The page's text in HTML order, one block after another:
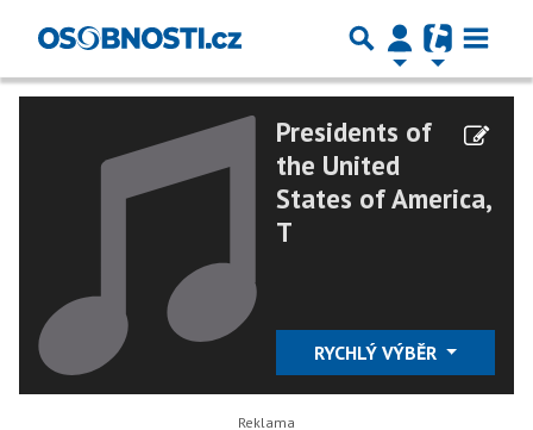
Presidents of
the United
States of America,
T
RYCHLÝ VÝBĚR